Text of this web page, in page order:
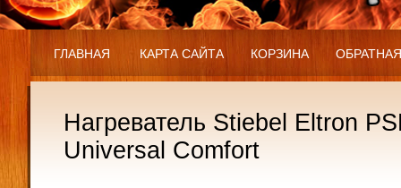
ГЛАВНАЯ КАРТА САЙТА КОРЗИНА
Нагреватель Stiebel Eltron
Universal Comfort